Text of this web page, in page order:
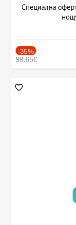
Специална
-35%
98.65€